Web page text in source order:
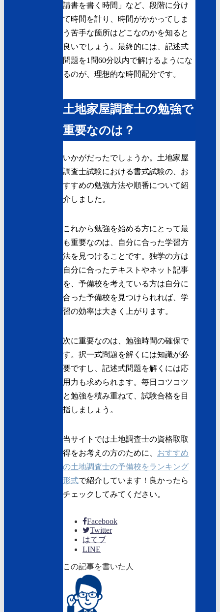
請書を書く時間」など、段階に分け
て時間を計り、時間がかかってしま
う苦手な箇所はどこなのかを知ると
良いでしょう。最終的には、記述式
問題を1問60分以内で解けるようにな
るのが、理想的な時間配分です。
土地家屋調査士の勉強で
重要なのは？
いかがだったでしょうか。土地家屋
調査士試験における書式試験の、お
すすめの勉強方法や順番について紹
介しました。
これから勉強を始める方にとって最
も重要なのは、自分に合った学習方
法を見つけることです。独学の方は
自分に合ったテキストやネット記事
を、予備校を考えている方は自分に
合った予備校を見つけられれば、学
習の効率は大きく上がります。
次に重要なのは、勉強時間の確保で
す。択一式問題を解くには知識が必
要ですし、記述式問題を解くには応
用力も求められます。毎日コツコツ
と勉強を積み重ねて、試験合格を目
指しましょう。
当サイトでは土地調査士の資格取取
得をお考えの方のために、 おすすめ
の土地調査士の予備校をランキング
形式で紹介しています！良かったら
チェックしてみてください。
Facebook
Twitter
はてブ
LINE
この記事を書いた人